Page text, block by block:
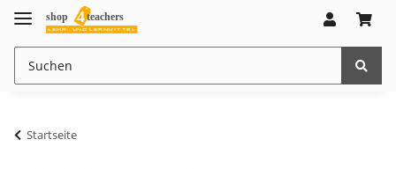
Startseite